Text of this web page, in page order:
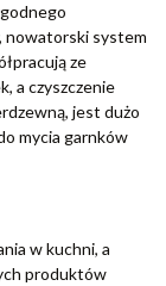
nowatorski system
ze
a czyszczenie
jest dużo
mycia garnków
w kuchni, a
produktów